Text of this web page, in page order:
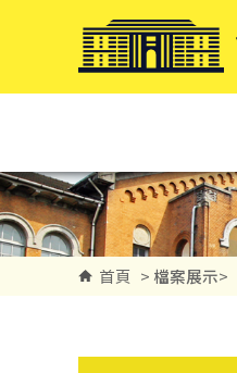
跳到主要內容區塊
首頁 > 檔案展示>